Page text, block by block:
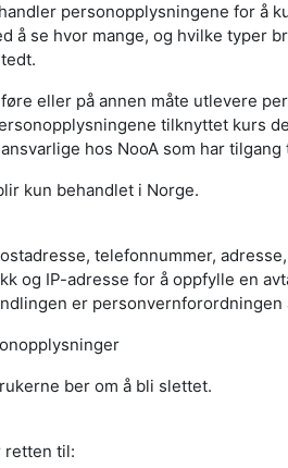
personopplysningene for å
å se hvor mange, og hvilke typer
eller på annen måte utlevere
tilknyttet kurs
hos NooA som har
kun behandlet i Norge.
telefonnummer,
og IP-adresse for å oppfylle en
er personvernforordningen
ber om å bli slettet.
retten til: